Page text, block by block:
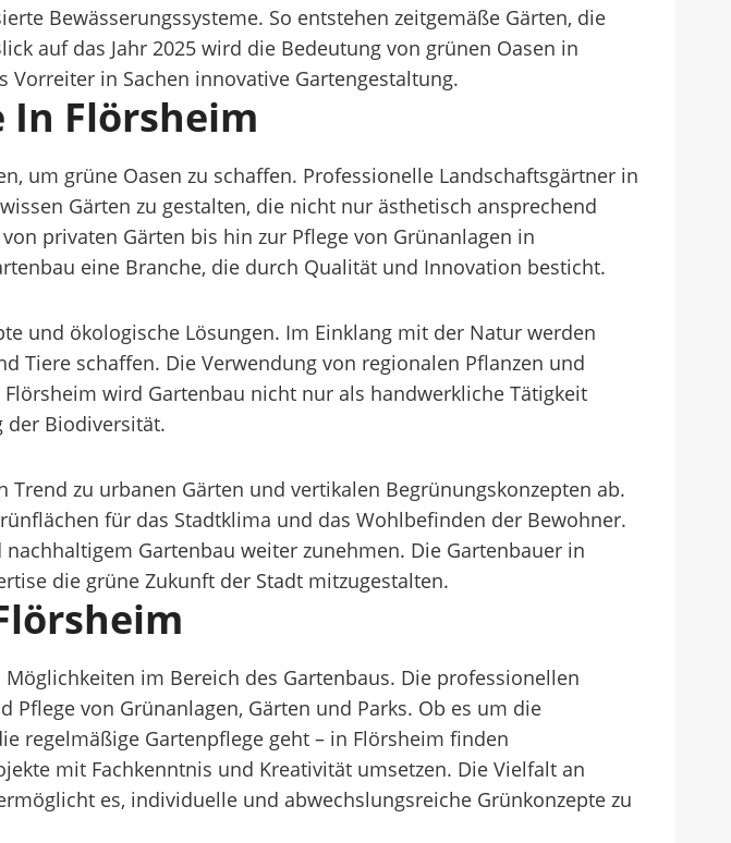
Bewässerungssysteme. So entstehen zeitgemäße Gärten, die
auf das Jahr 2025 wird die Bedeutung von grünen Oasen in
in Sachen innovative Gartengestaltung.
In Flörsheim
um grüne Oasen zu schaffen. Professionelle Landschaftsgärtner in
Gärten zu gestalten, die nicht nur ästhetisch ansprechend
privaten Gärten bis hin zur Pflege von Grünanlagen in
eine Branche, die durch Qualität und Innovation besticht.
und ökologische Lösungen. Im Einklang mit der Natur werden
Tiere schaffen. Die Verwendung von regionalen Pflanzen und
wird Gartenbau nicht nur als handwerkliche Tätigkeit
der Biodiversität.
zu urbanen Gärten und vertikalen Begrünungskonzepten ab.
für das Stadtklima und das Wohlbefinden der Bewohner.
Gartenbau weiter zunehmen. Die Gartenbauer in
die grüne Zukunft der Stadt mitzugestalten.
im Bereich des Gartenbaus. Die professionellen
von Grünanlagen, Gärten und Parks. Ob es um die
regelmäßige Gartenpflege geht – in Flörsheim finden
mit Fachkenntnis und Kreativität umsetzen. Die Vielfalt an
es, individuelle und abwechslungsreiche Grünkonzepte zu